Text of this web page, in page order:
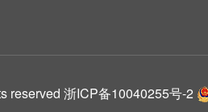
reserved 浙ICP备10040255号-2